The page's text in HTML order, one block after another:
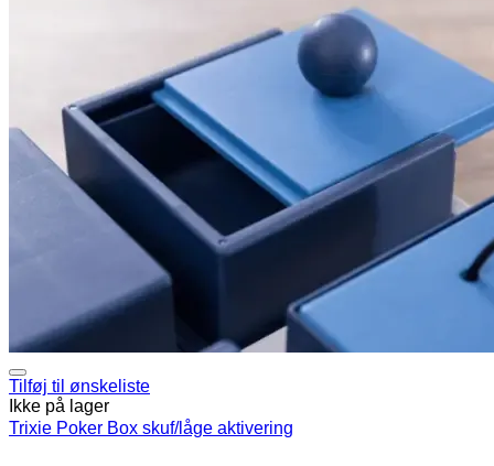
Tilføj til ønskeliste
Ikke på lager
Trixie Poker Box skuf/låge aktivering